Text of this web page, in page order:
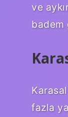
ve
badem
fazla